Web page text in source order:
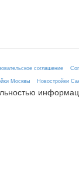
соглашение
Москвы Новостройки